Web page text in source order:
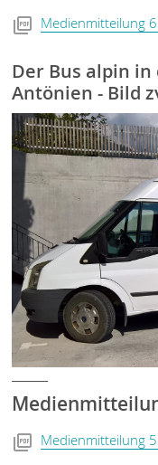
Medienmitteilung
Der Bus alpin in
Antönien - Bild
Medienmitteilung